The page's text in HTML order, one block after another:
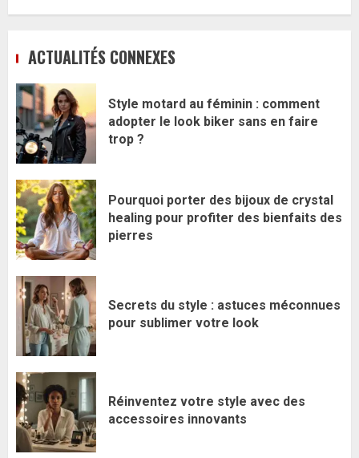
ACTUALITÉS CONNEXES
Style motard au féminin : comment
adopter le look biker sans en faire
trop ?
Pourquoi porter des bijoux de crystal
healing pour profiter des bienfaits des
pierres
Secrets du style : astuces méconnues
pour sublimer votre look
Réinventez votre style avec des
accessoires innovants